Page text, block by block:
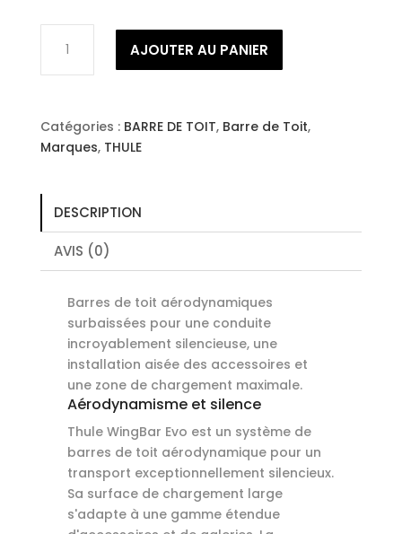
THULE
Black
+
FixPoint
Evo
THULE
AJOUTER AU PANIER
Catégories : BARRE DE TOIT, Barre de Toit,
Marques, THULE
DESCRIPTION
AVIS (0)
Barres de toit aérodynamiques
surbaissées pour une conduite
incroyablement silencieuse, une
installation aisée des accessoires et
une zone de chargement maximale.
Aérodynamisme et silence
Thule WingBar Evo est un système de
barres de toit aérodynamique pour un
transport exceptionnellement silencieux.
Sa surface de chargement large
s'adapte à une gamme étendue